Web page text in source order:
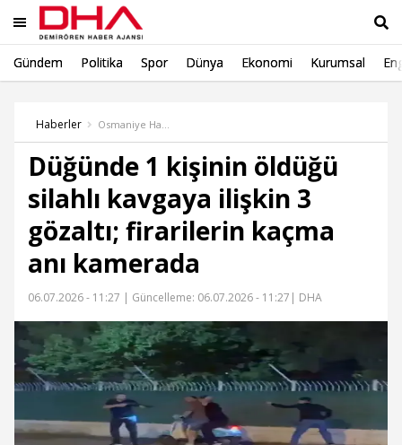
Gündem Politika Spor Dünya Ekonomi Kurumsal
Haberler
Düğünde 1 kişinin öldüğü
silahlı kavgaya ilişkin 3
gözaltı; firarilerin kaçma
anı kamerada
06.07.2026 - 11:27 | Güncelleme: 06.07.2026 - 11:27 | DHA